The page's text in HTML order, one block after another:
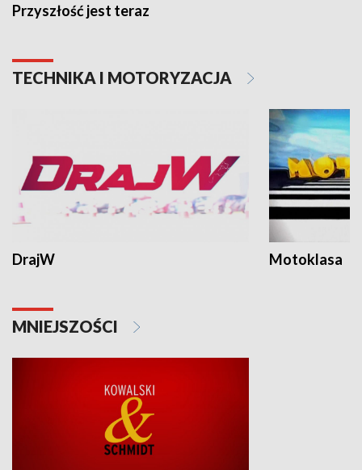
Przyszłość jest teraz
TECHNIKA I MOTORYZACJA
DrajW Motoklasa
MNIEJSZOŚCI